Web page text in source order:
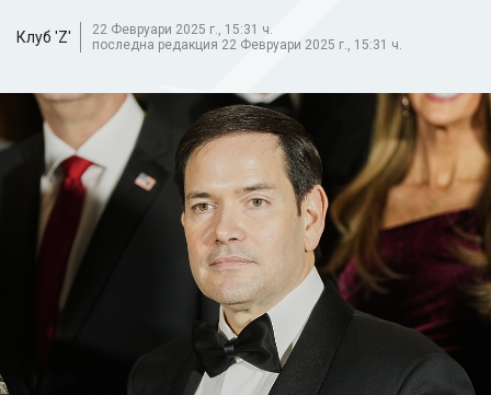
Клуб 'Z'
22 Февруари 2025 г., 15:31 ч.
последна редакция 22 Февруари 2025 г., 15:31 ч.